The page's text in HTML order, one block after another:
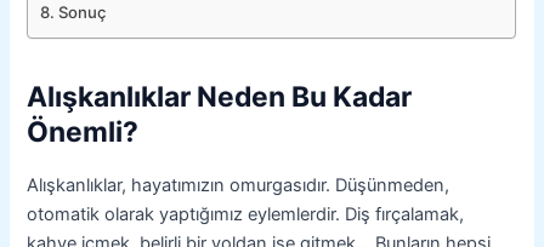
Sonuç
Alışkanlıklar Neden Bu Kadar
Önemli?
Alışkanlıklar, hayatımızın omurgasıdır. Düşünmeden,
otomatik olarak yaptığımız eylemlerdir. Diş fırçalamak,